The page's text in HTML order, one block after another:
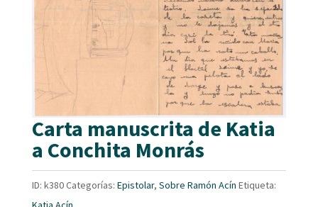
Carta manuscrita de Katia
a Conchita Monrás
ID: k380Categorías: Epistolar, Sobre Ramón Acín Etiqueta: